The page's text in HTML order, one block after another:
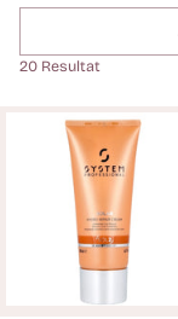
20 Resultat